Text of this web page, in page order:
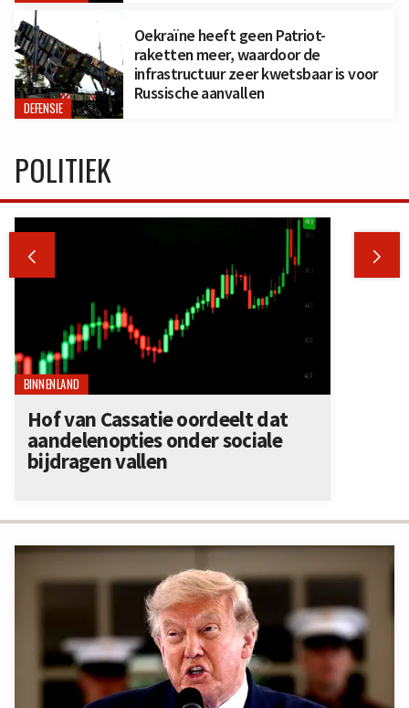
DEFENSIE
Oekraïne heeft geen Patriot-
raketten meer, waardoor de
infrastructuur zeer kwetsbaar is voor
Russische aanvallen
POLITIEK
 
BINNENLAND
Hof van Cassatie oordeelt dat
aandelenopties onder sociale
bijdragen vallen